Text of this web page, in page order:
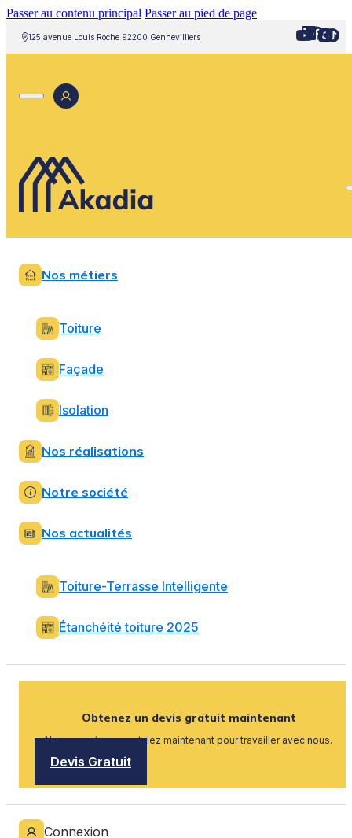
Passer au contenu principal Passer au pied de page
125 avenue Louis Roche 92200 Gennevilliers
Nos métiers
Toiture
Façade
Isolation
Nos réalisations
Notre société
Nos actualités
Toiture-Terrasse Intelligente
Étanchéité toiture 2025
Obtenez un devis gratuit maintenant
Nous recrutons, postulez maintenant pour travailler avec nous.
Devis Gratuit
Connexion